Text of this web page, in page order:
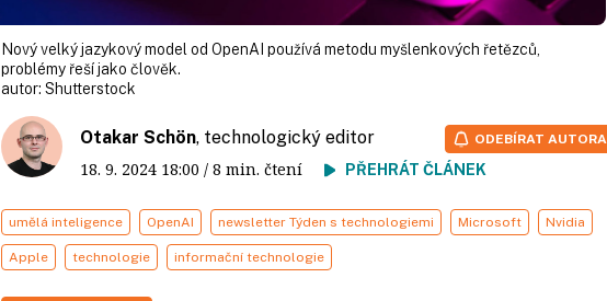
Nový velký jazykový model od OpenAI používá metodu myšlenkových řetězců,
problémy řeší jako člověk.
autor: Shutterstock
Otakar Schön, technologický editor
18. 9. 2024 18:00 / 8 min. čtení PŘEHRÁT ČLÁNEK
ODEBÍRAT AUTORA
umělá inteligence OpenAI newsletter Týden s technologiemi Microsoft Nvidia
Apple technologie informační technologie